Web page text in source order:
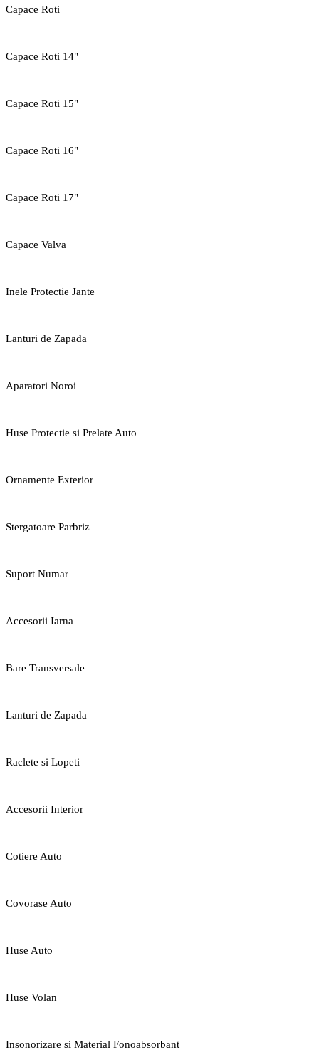
Capace Roti
Capace Roti 14"
Capace Roti 15"
Capace Roti 16"
Capace Roti 17"
Capace Valva
Inele Protectie Jante
Lanturi de Zapada
Aparatori Noroi
Huse Protectie si Prelate Auto
Ornamente Exterior
Stergatoare Parbriz
Suport Numar
Accesorii Iarna
Bare Transversale
Lanturi de Zapada
Raclete si Lopeti
Accesorii Interior
Cotiere Auto
Covorase Auto
Huse Auto
Huse Volan
Insonorizare si Material Fonoabsorbant